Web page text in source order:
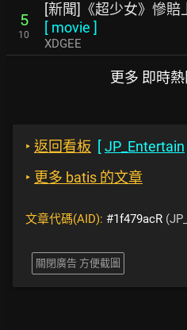
5
10
[新聞]《超少女》慘
[ movie ]
XDGEE
更多 即時
‣ 返回看板 [JP_Entertain
‣ 更多 batis 的文章
文章代碼(AID): #1f479acR
關閉廣告 方便截圖